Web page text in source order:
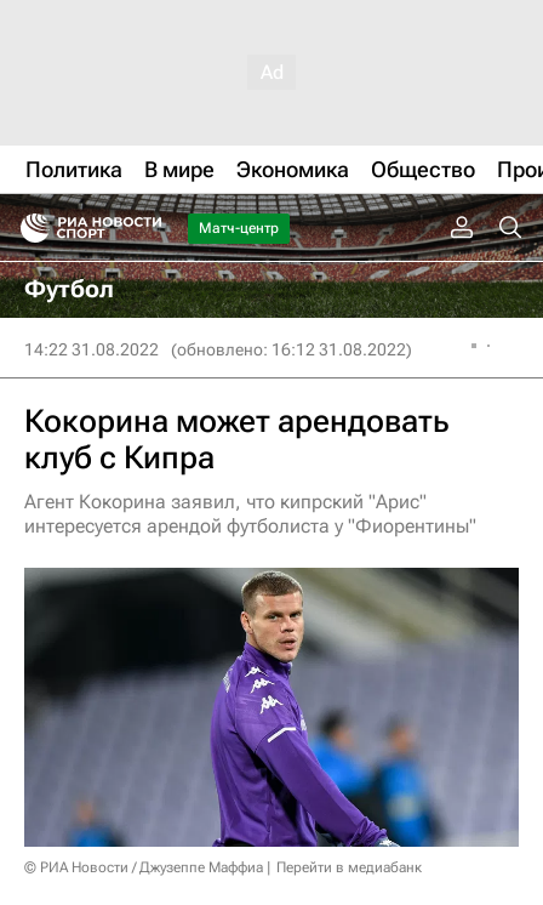
Политика В мире Экономика Общество
Матч-центр
Футбол
14:22 31.08.2022 (обновлено: 16:12 31.08.2022)
Кокорина может арендовать
клуб с Кипра
Агент Кокорина заявил, что кипрский "Арис"
интересуется арендой футболиста у "Фиорентины"
© РИА Новости / Джузеппе Маффиа Перейти в медиабанк